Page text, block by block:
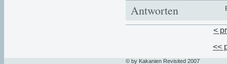
Antworten
<
<<
© by Kakanien Revisited 2007